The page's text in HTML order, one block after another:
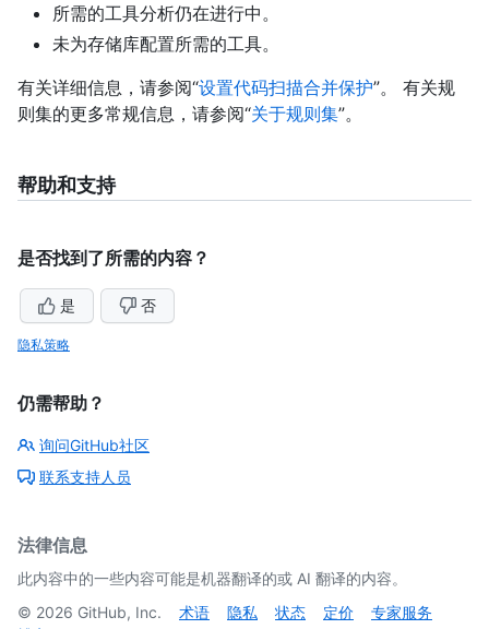
所需的工具分析仍在进行中。
未为存储库配置所需的工具。
有关详细信息，请参阅“设置代码扫描合并保护”。 有关规
则集的更多常规信息，请参阅“关于规则集”。
帮助和支持
是否找到了所需的内容？
是 否
隐私策略
仍需帮助？
询问GitHub社区
联系支持人员
法律信息
此内容中的一些内容可能是机器翻译的或 AI 翻译的内容。
© 2026 GitHub, Inc. 术语 隐私 状态 定价
专家服务